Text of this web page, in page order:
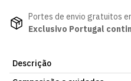
Portes de envio gratuitos
Exclusivo Portugal
Descrição